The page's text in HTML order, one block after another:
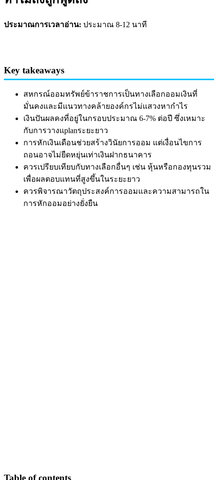
ประมาณการเวลาอ่าน: ประมาณ 8-12 นาที
Key takeaways
สหกรณ์ออมทรัพย์ข้าราชการเป็นทางเลือกออมเงินที่
มั่นคงและมีแนวทางคล้ายองค์กรไม่แสวงหากำไร
เงินปันผลคงที่อยู่ในกรอบประมาณ 6-7% ต่อปี ซึ่งเหมาะ
กับการวางแplanระยะยาว
การหักเงินเดือนช่วยสร้างวินัยการออม แต่เงื่อนไขการ
ถอนอาจไม่ยืดหยุ่นเท่าเงินฝากธนาคาร
ควรเปรียบเทียบกับทางเลือกอื่นๆ เช่น หุ้นหรือกองทุนรวม
เพื่อผลตอบแทนที่สูงขึ้นในระยะยาว
ควรพิจารณาวัตถุประสงค์การออมและความสามารถใน
การหักออมอย่างยั่งยืน